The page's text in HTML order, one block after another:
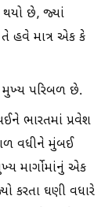
થયો છે, જ્યાં
હવે માત્ર એક કે
પરિબળ છે.
ભારતમાં પ્રવેશ
વધીને મુંબઈ
માર્ગોમાંનું એક
કરતા ઘણી વધારે